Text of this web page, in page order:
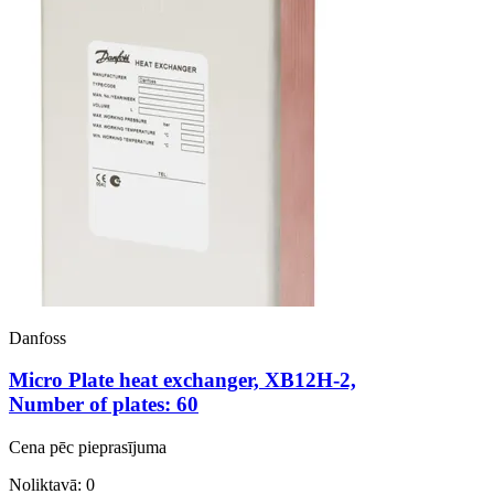
Danfoss
Micro Plate heat exchanger, XB12H-2,
Number of plates: 60
Cena pēc pieprasījuma
Noliktavā: 0